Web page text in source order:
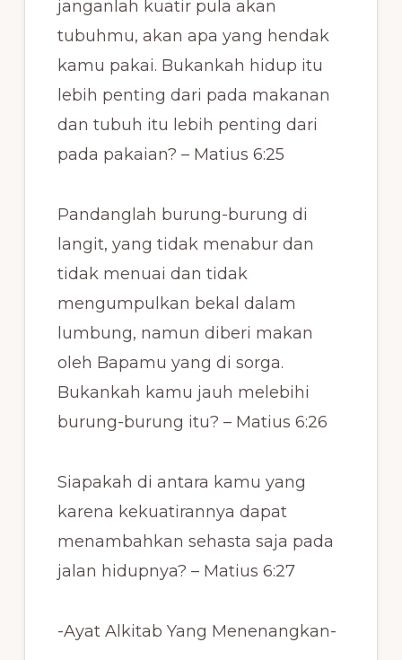
janganlah kuatir pula akan
tubuhmu, akan apa yang hendak
kamu pakai. Bukankah hidup itu
lebih penting dari pada makanan
dan tubuh itu lebih penting dari
pada pakaian? – Matius 6:25
Pandanglah burung-burung di
langit, yang tidak menabur dan
tidak menuai dan tidak
mengumpulkan bekal dalam
lumbung, namun diberi makan
oleh Bapamu yang di sorga.
Bukankah kamu jauh melebihi
burung-burung itu? – Matius 6:26
Siapakah di antara kamu yang
karena kekuatirannya dapat
menambahkan sehasta saja pada
jalan hidupnya? – Matius 6:27
-Ayat Alkitab Yang Menenangkan-